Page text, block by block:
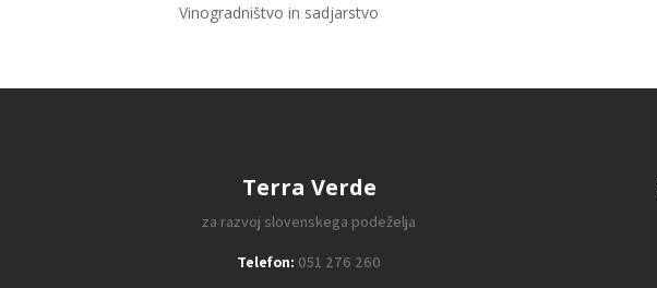
Vinogradništvo in sadjarstvo
Terra Verde
za razvoj slovenskega podeželja
Telefon: 051 276 260